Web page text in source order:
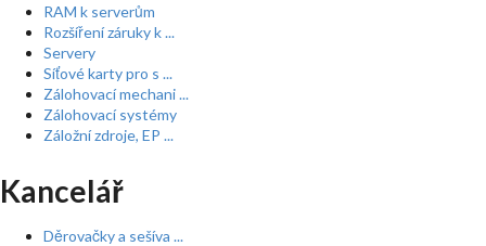
RAM k serverům
Rozšíření záruky k ...
Servery
Síťové karty pro s ...
Zálohovací mechani ...
Zálohovací systémy
Záložní zdroje, EP ...
Kancelář
Děrovačky a sešíva ...